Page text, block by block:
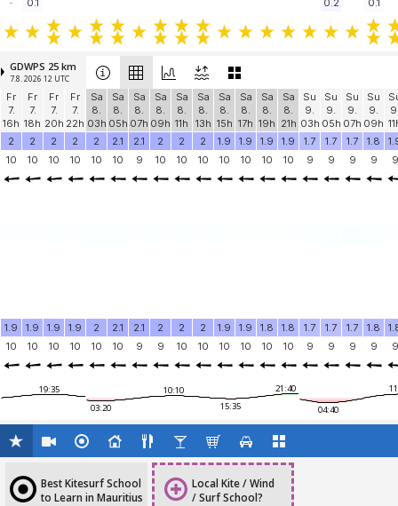
-
0.1 0.2 0.1
GDWPS 25 km
7.8. 2026 12 UTC
Fr
7.
16h
Fr
7.
18h
Fr
7.
20h
Fr
7.
22h
Sa
8.
03h
Sa
8.
05h
Sa
8.
07h
Sa
8.
09h
Sa
8.
11h
Sa
8.
13h
Sa
8.
15h
Sa
8.
17h
Sa
8.
19h
Sa
8.
21h
Su
9.
03h
Su
9.
05h
Su
9.
07h
Su
9.
09h
2
2 2 2 2 2.1 2.1 2 2 2 1.9 1.9 1.9 1.9 1.7 1.7 1.7 1.8
10
10 10 10 10 10 9 10 10 10 10 10 10 10 9 9 9 9 9
1.9 1.9 1.9 1.9 2 2.1 2.1 2 2 2 1.9 1.9 1.8 1.8 1.7 1.7 1.7 1.8
10
10 10 10 10 10 9 9 10 10 10 10 10 10 9 9 9 9 9
19:35 10:10
21:40
03:20
15:35
04:40
Best Kitesurf School
to Learn in Mauritius
Local Kite / Wind
/ Surf School?